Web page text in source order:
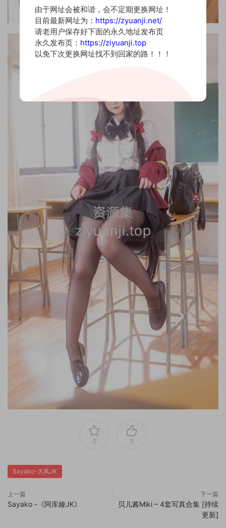
0 0
Sayako-大凤JK
上一篇
Sayako -《阿库娅JK》
下一篇
贝儿酱Miki – 4套写真合集 [持续
更新]
由于网址会被和谐，会不定期更换网址！
目前最新网址为： https://zyuanji.net/
请老用户保存好下面的永久地址发布页
永久发布页： https://ziyuanji.top
以免下次更换网址找不到回家的路！！！